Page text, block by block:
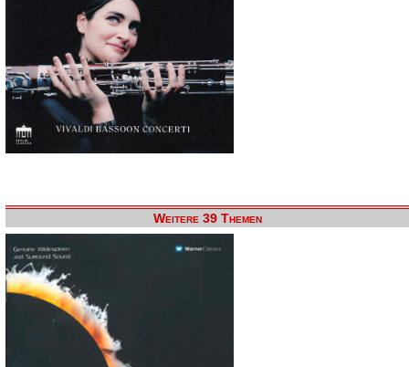
Weitere 39 Themen